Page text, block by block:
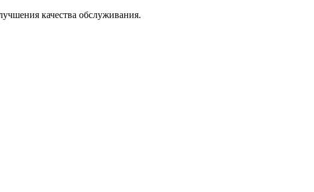
качества обслуживания.